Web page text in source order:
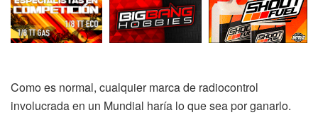
Como es normal, cualquier marca de radiocontrol
involucrada en un Mundial haría lo que sea por ganarlo.